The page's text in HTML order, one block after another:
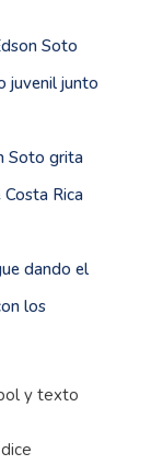
Soto
juvenil junto
Soto grita
Rica
dando el
los